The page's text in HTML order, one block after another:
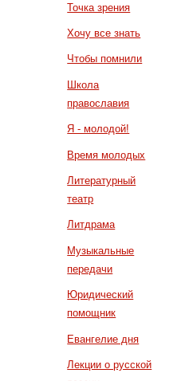
Точка зрения
Хочу все знать
Чтобы помнили
Школа
православия
Я - молодой!
Время молодых
Литературный
театр
Литдрама
Музыкальные
передачи
Юридический
помощник
Евангелие дня
Лекции о русской